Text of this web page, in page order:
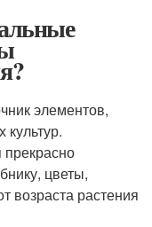
элементов,
цветы,
возраста растения